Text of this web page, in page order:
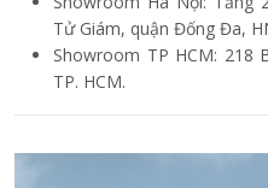
Tử Giám, quận Đống Đa,
Showroom TP HCM: 218
TP. HCM.